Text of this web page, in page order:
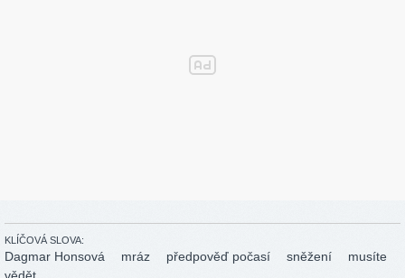
KLÍČOVÁ SLOVA:
Dagmar Honsová mráz předpověď počasí sněžení
musíte